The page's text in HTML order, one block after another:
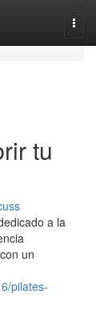
tu
a la
un
pilates-